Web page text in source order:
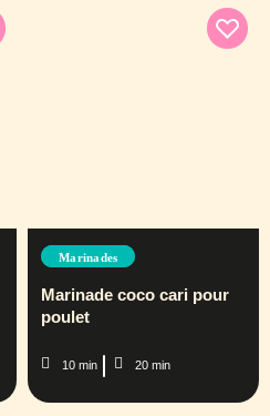
Marinades
Marinade coco cari pour
poulet
10 min 20 min